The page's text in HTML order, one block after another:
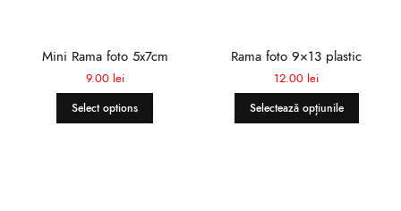
Mini Rama foto 5x7cm
9.00 lei
Select options
Rama foto 9×13 plastic
12.00 lei
Selectează opțiunile